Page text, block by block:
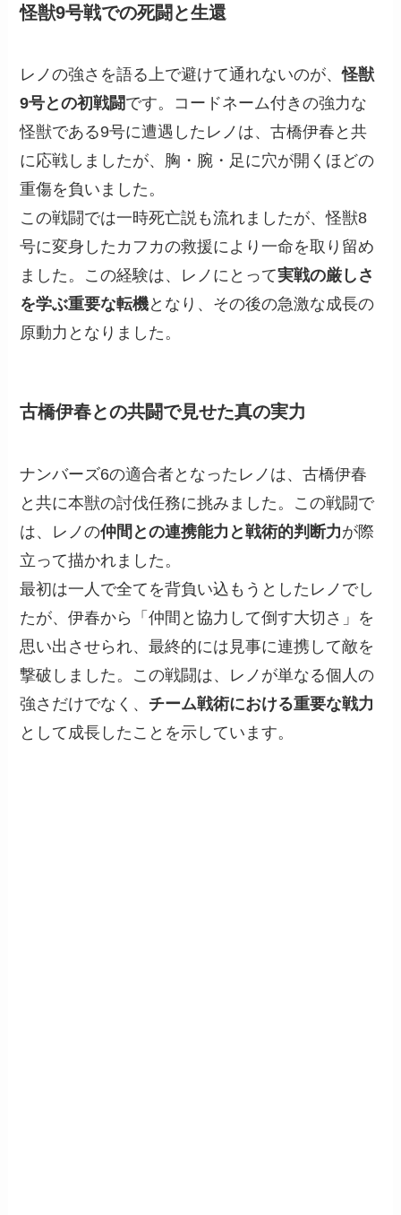
怪獣9号戦での死闘と生還
レノの強さを語る上で避けて通れないのが、怪獣
9号との初戦闘です。コードネーム付きの強力な
怪獣である9号に遭遇したレノは、古橋伊春と共
に応戦しましたが、胸・腕・足に穴が開くほどの
重傷を負いました。
この戦闘では一時死亡説も流れましたが、怪獣8
号に変身したカフカの救援により一命を取り留め
ました。この経験は、レノにとって実戦の厳しさ
を学ぶ重要な転機となり、その後の急激な成長の
原動力となりました。
古橋伊春との共闘で見せた真の実力
ナンバーズ6の適合者となったレノは、古橋伊春
と共に本獣の討伐任務に挑みました。この戦闘で
は、レノの仲間との連携能力と戦術的判断力が際
立って描かれました。
最初は一人で全てを背負い込もうとしたレノでし
たが、伊春から「仲間と協力して倒す大切さ」を
思い出させられ、最終的には見事に連携して敵を
撃破しました。この戦闘は、レノが単なる個人の
強さだけでなく、 チーム戦術における重要な戦力
として成長したことを示しています。